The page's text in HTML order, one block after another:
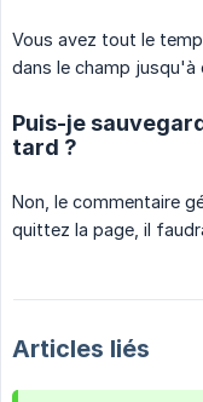
Vous avez tout le
dans le champ jusqu'à
Puis-je
tard ?
Non, le commentaire
quittez la page, il
Articles liés